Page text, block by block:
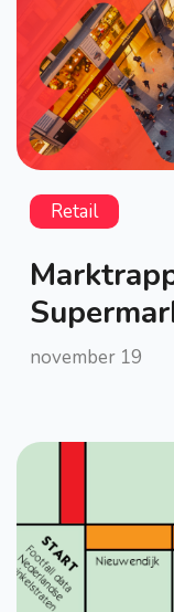
Retail
november 19